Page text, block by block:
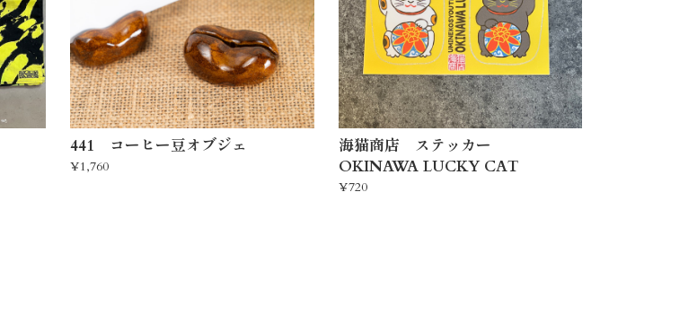
441 コーヒー豆オブジェ
¥1,760
海猫商店 ステッカー
OKINAWA LUCKY CAT
¥720